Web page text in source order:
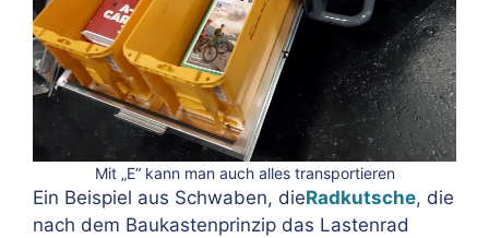
Mit „E“ kann man auch alles transportieren
Ein Beispiel aus Schwaben, dieRadkutsche, die
nach dem Baukastenprinzip das Lastenrad